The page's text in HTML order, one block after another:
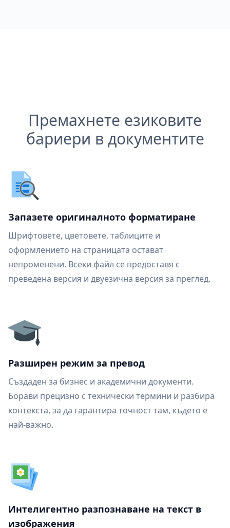
Премахнете езиковите
бариери в документите
Запазете оригиналното форматиране
Шрифтовете, цветовете, таблиците и
оформлението на страницата остават
непроменени. Всеки файл се предоставя с
преведена версия и двуезична версия за преглед.
Разширен режим за превод
Създаден за бизнес и академични документи.
Борави прецизно с технически термини и разбира
контекста, за да гарантира точност там, където е
най-важно.
Интелигентно разпознаване на текст в
изображения